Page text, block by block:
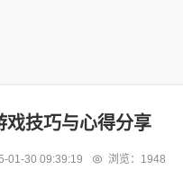
技巧与心得分享
01-30 09:39:19 浏览：1948